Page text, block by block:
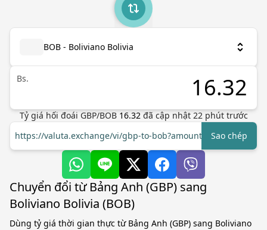
BOB - Boliviano Bolivia
Bs.
Tỷ giá hối đoái GBP/BOB 16.32 đã cập nhật 22phút trước
https://valuta.exchange/vi/gbp-to-bob?amount=1Sao chép
Chuyển đổi từ Bảng Anh (GBP) sang
Boliviano Bolivia (BOB)
Dùng tỷ giá thời gian thực từ Bảng Anh (GBP) sang Boliviano